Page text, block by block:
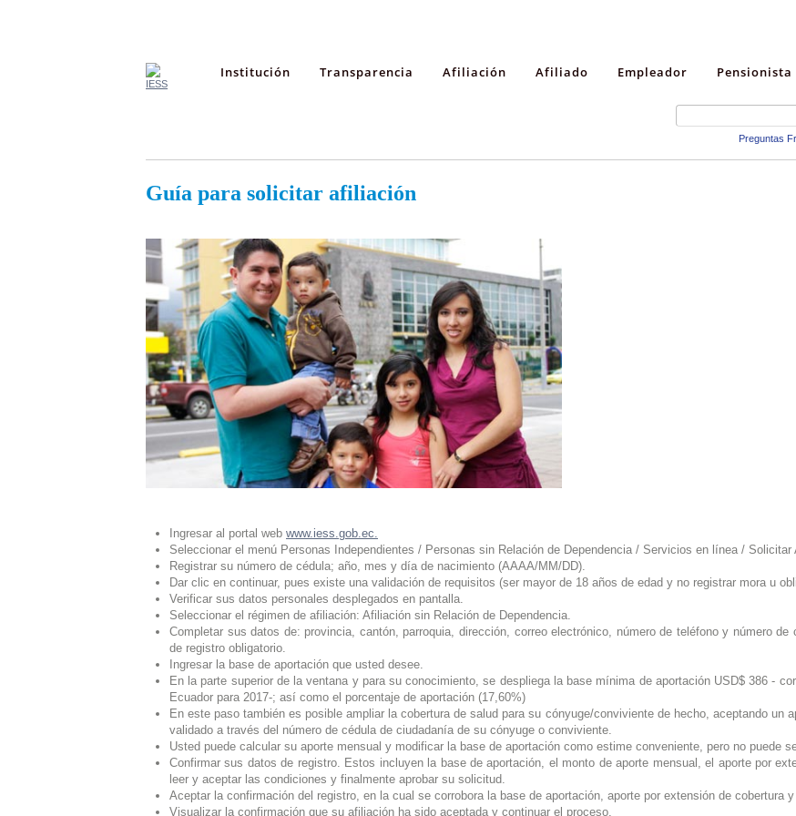
Institución Transparencia Afiliación Afiliado Empleador Pensionista
Preguntas
Guía para solicitar afiliación
Ingresar al portal web www.iess.gob.ec.
Seleccionar el menú Personas Independientes / Personas sin Relación de Dependencia / Servicios en línea /
Registrar su número de cédula; año, mes y día de nacimiento (AAAA/MM/DD).
Dar clic en continuar, pues existe una validación de requisitos (ser mayor de 18 años de edad y no registrar mora u
Verificar sus datos personales desplegados en pantalla.
Seleccionar el régimen de afiliación: Afiliación sin Relación de Dependencia.
Completar sus datos de: provincia, cantón, parroquia, dirección, correo electrónico, número de teléfono y número
de registro obligatorio.
Ingresar la base de aportación que usted desee.
En la parte superior de la ventana y para su conocimiento, se despliega la base mínima de aportación USD$ 386 -
Ecuador para 2017-; así como el porcentaje de aportación (17,60%)
En este paso también es posible ampliar la cobertura de salud para su cónyuge/conviviente de hecho, aceptando un
validado a través del número de cédula de ciudadanía de su cónyuge o conviviente.
Usted puede calcular su aporte mensual y modificar la base de aportación como estime conveniente, pero no puede
Confirmar sus datos de registro. Estos incluyen la base de aportación, el monto de aporte mensual, el aporte por
leer y aceptar las condiciones y finalmente aprobar su solicitud.
Aceptar la confirmación del registro, en la cual se corrobora la base de aportación, aporte por extensión de cobertura
Visualizar la confirmación que su afiliación ha sido aceptada y continuar el proceso.